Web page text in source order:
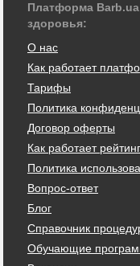
Платформа Barb.ua
здоровья:
О нас
Как работает
Тарифы
Политика
Договор оферты
Как работает рейтинг
Политика
Вопрос-ответ
Блог
Справочник
Обучающие